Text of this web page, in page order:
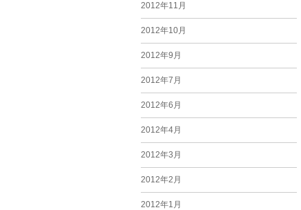
2012年11月
2012年10月
2012年9月
2012年7月
2012年6月
2012年4月
2012年3月
2012年2月
2012年1月